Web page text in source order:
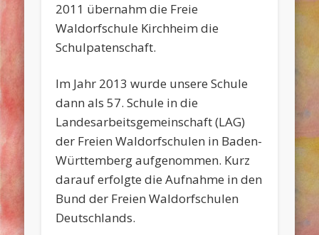
2011 übernahm die Freie
Waldorfschule Kirchheim die
Schulpatenschaft.
Im Jahr 2013 wurde unsere Schule
dann als 57. Schule in die
Landesarbeitsgemeinschaft (LAG)
der Freien Waldorfschulen in Baden-
Württemberg aufgenommen. Kurz
darauf erfolgte die Aufnahme in den
Bund der Freien Waldorfschulen
Deutschlands.